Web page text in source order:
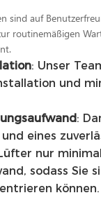
sind auf
routinemäßigen
: Unser
und
:
eines
nur
sodass Sie
können.